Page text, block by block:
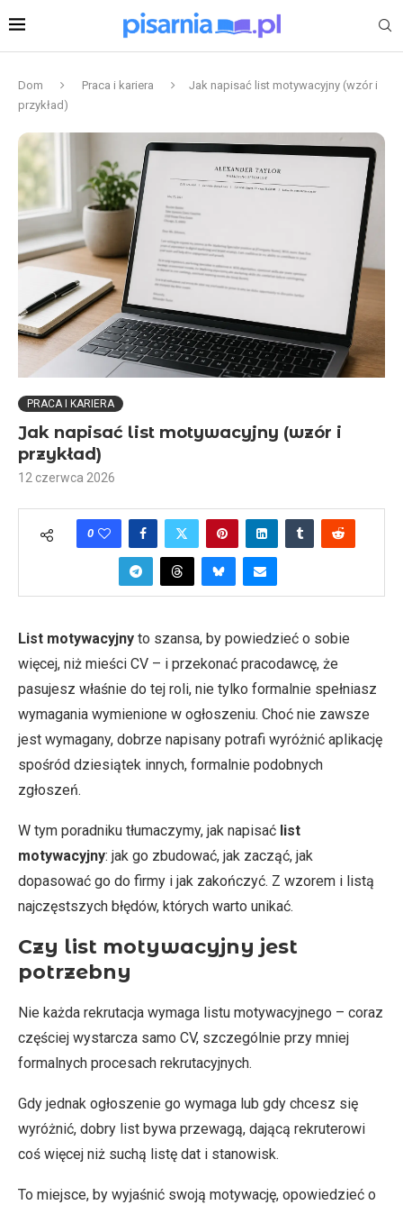
Dom Praca i kariera
Jak napisać list motywacyjny (wzór i
przykład)
PRACA I KARIERA
Jak napisać list motywacyjny (wzór i
przykład)
12 czerwca 2026
0
List motywacyjny to szansa, by powiedzieć o sobie
więcej, niż mieści CV – i przekonać pracodawcę, że
pasujesz właśnie do tej roli, nie tylko formalnie spełniasz
wymagania wymienione w ogłoszeniu. Choć nie zawsze
jest wymagany, dobrze napisany potrafi wyróżnić aplikację
spośród dziesiątek innych, formalnie podobnych
zgłoszeń.
W tym poradniku tłumaczymy, jak napisać list
motywacyjny: jak go zbudować, jak zacząć, jak
dopasować go do firmy i jak zakończyć. Z wzorem i listą
najczęstszych błędów, których warto unikać.
Czy list motywacyjny jest
potrzebny
Nie każda rekrutacja wymaga listu motywacyjnego – coraz
częściej wystarcza samo CV, szczególnie przy mniej
formalnych procesach rekrutacyjnych.
Gdy jednak ogłoszenie go wymaga lub gdy chcesz się
wyróżnić, dobry list bywa przewagą, dającą rekruterowi
coś więcej niż suchą listę dat i stanowisk.
To miejsce, by wyjaśnić swoją motywację, opowiedzieć o